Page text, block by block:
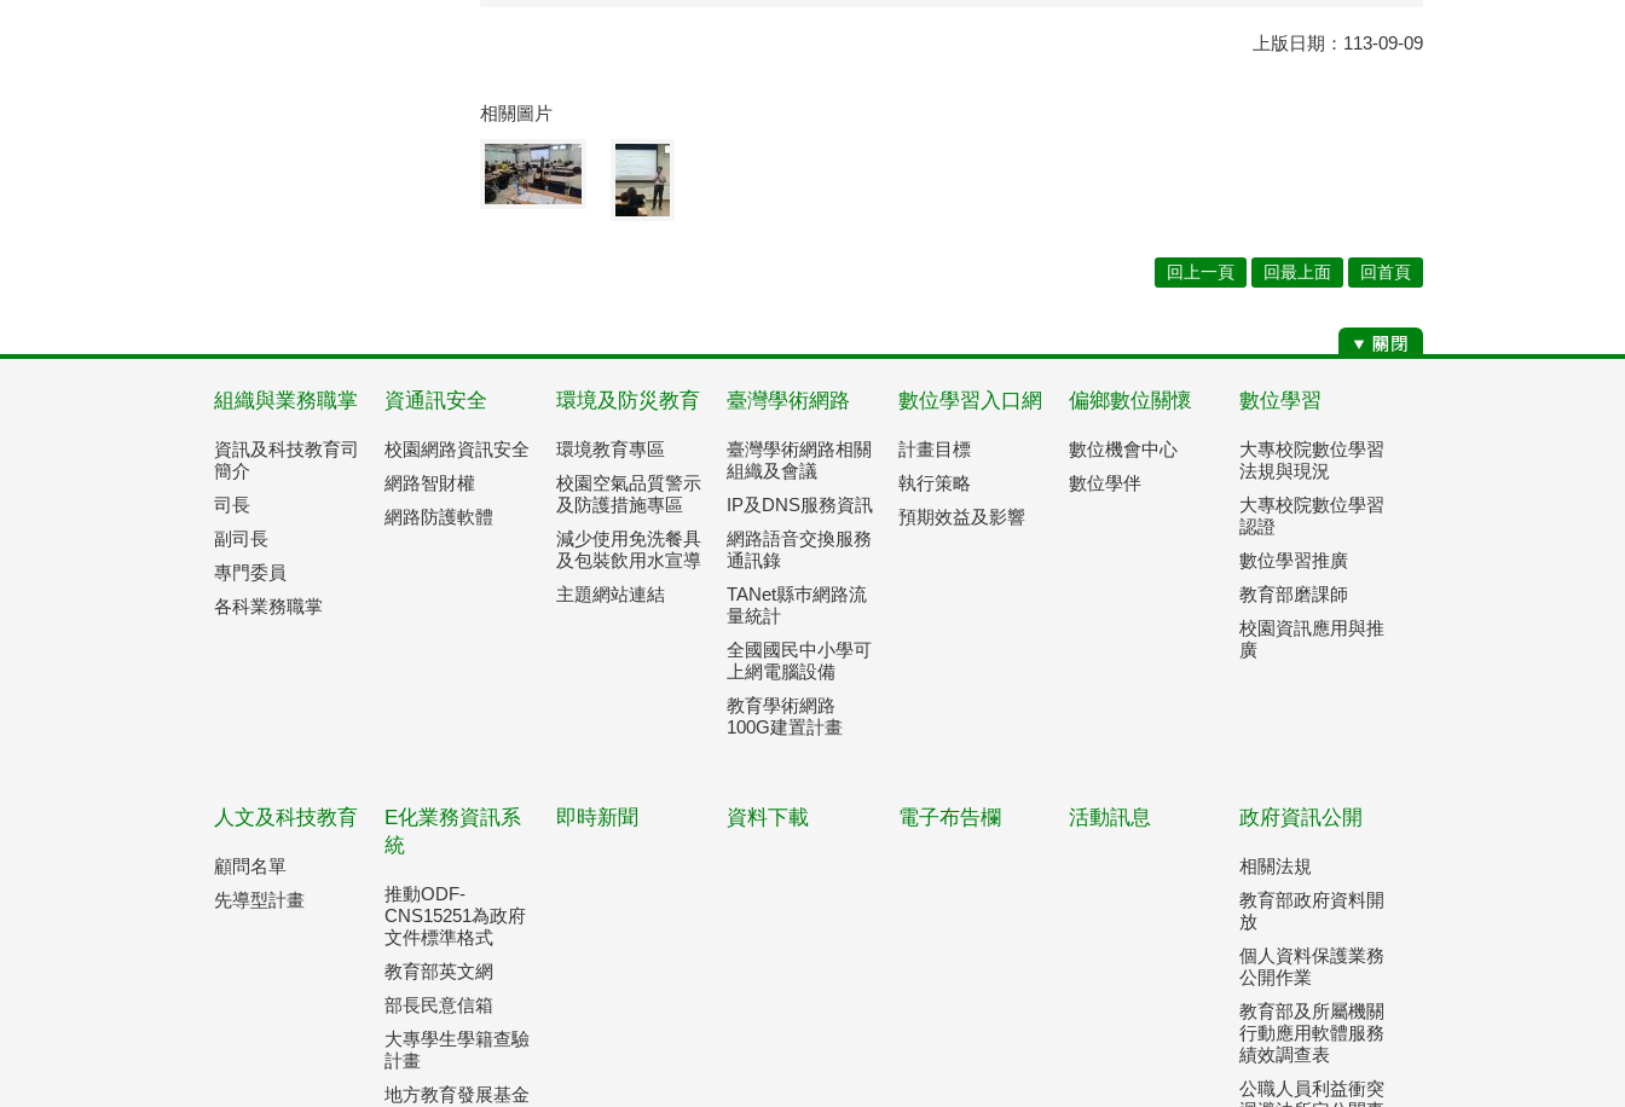
上版日期：113-09-09
相關圖片
回上一頁 回最上面 回首頁
組織與業務職掌
資訊及科技教育司
簡介
司長
副司長
專門委員
各科業務職掌
資通訊安全
校園網路資訊安全
網路智財權
網路防護軟體
環境及防災教育
環境教育專區
校園空氣品質警示
及防護措施專區
減少使用免洗餐具
及包裝飲用水宣導
主題網站連結
臺灣學術網路
臺灣學術網路相關
組織及會議
IP及DNS服務資訊
網路語音交換服務
通訊錄
TANet縣巿網路流
量統計
全國國民中小學可
上網電腦設備
教育學術網路
100G建置計畫
數位學習入口網
計畫目標
執行策略
預期效益及影響
偏鄉數位關懷
數位機會中心
數位學伴
數位學習
大專校院數位學習
法規與現況
大專校院數位學習
認證
數位學習推廣
教育部磨課師
校園資訊應用與推
廣
人文及科技教育
顧問名單
先導型計畫
E化業務資訊系
統
推動ODF-
CNS15251為政府
文件標準格式
教育部英文網
部長民意信箱
大專學生學籍查驗
計畫
地方教育發展基金
即時新聞 資料下載 電子布告欄 活動訊息 政府資訊公開
相關法規
教育部政府資料開
放
個人資料保護業務
公開作業
教育部及所屬機關
行動應用軟體服務
績效調查表
公職人員利益衝突